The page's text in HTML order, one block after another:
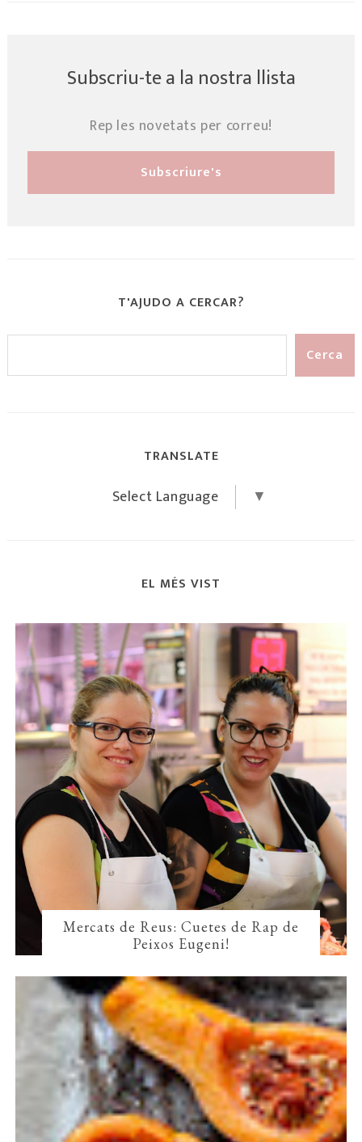
Subscriu-te a la nostra llista
Rep les novetats per correu!
T'AJUDO A CERCAR?
TRANSLATE
Select Language ▼
EL MÉS VIST
Mercats de Reus: Cuetes de Rap de
Peixos Eugeni!